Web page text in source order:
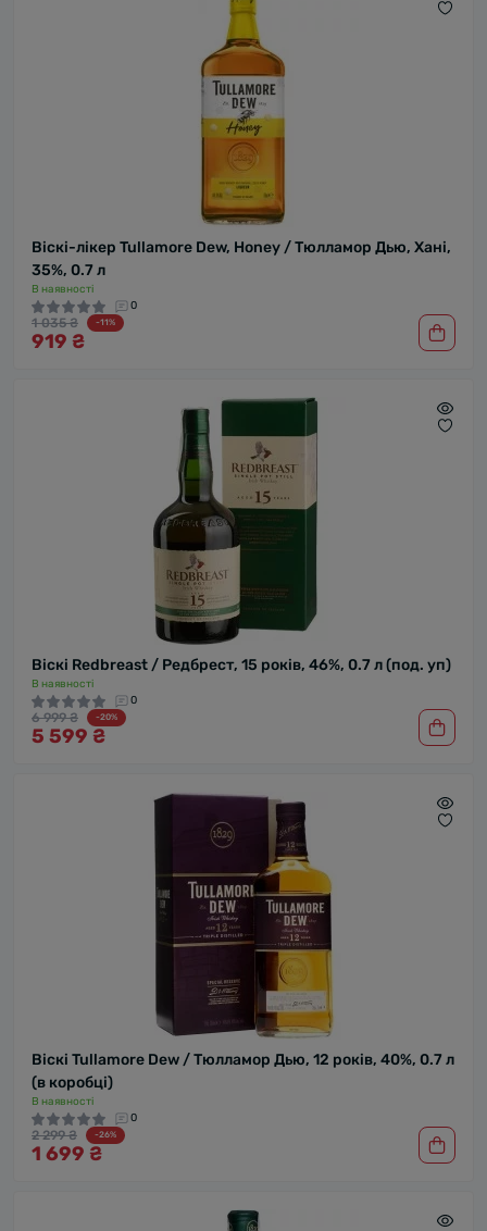
Віскі-лікер Tullamore Dew, Honey / Тюлламор Дью, Хані,
35%, 0.7 л
В наявності
0
1 035 ₴ -11%
919 ₴
Віскі Redbreast / Редбрест, 15 років, 46%, 0.7 л (под. уп)
В наявності
0
6 999 ₴ -20%
5 599 ₴
Віскі Tullamore Dew / Тюлламор Дью, 12 років, 40%, 0.7 л
(в коробці)
В наявності
0
2 299 ₴ -26%
1 699 ₴